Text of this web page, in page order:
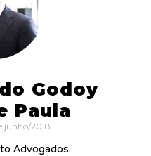
Godoy
Paula
junho/2018.
Advogados.